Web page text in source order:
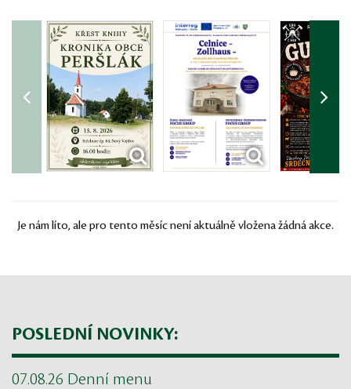
Je nám líto, ale pro tento měsíc není aktuálně vložena žádná akce.
POSLEDNÍ NOVINKY:
07.08.26 Denní menu